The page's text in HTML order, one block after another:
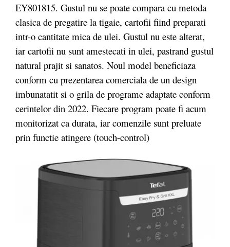
EY801815. Gustul nu se poate compara cu metoda
clasica de pregatire la tigaie, cartofii fiind preparati
intr-o cantitate mica de ulei. Gustul nu este alterat,
iar cartofii nu sunt amestecati in ulei, pastrand gustul
natural prajit si sanatos. Noul model beneficiaza
conform cu prezentarea comerciala de un design
imbunatatit si o grila de programe adaptate conform
cerintelor din 2022. Fiecare program poate fi acum
monitorizat ca durata, iar comenzile sunt preluate
prin functie atingere (touch-control)